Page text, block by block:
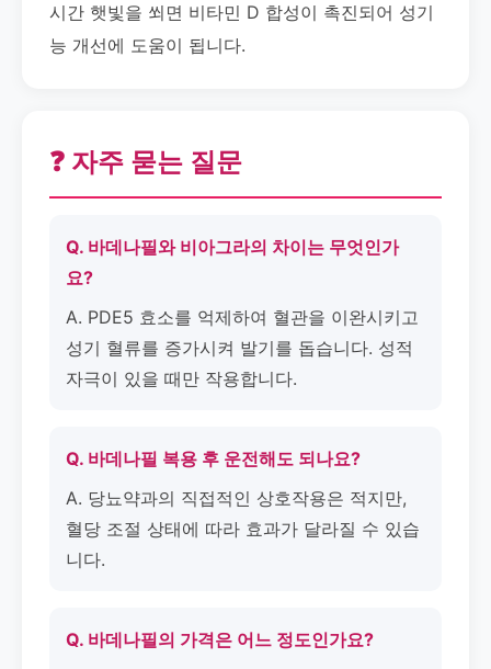
시간 햇빛을 쐬면 비타민 D 합성이 촉진되어 성기
능 개선에 도움이 됩니다.
❓ 자주 묻는 질문
Q. 바데나필와 비아그라의 차이는 무엇인가
요?
A. PDE5 효소를 억제하여 혈관을 이완시키고
성기 혈류를 증가시켜 발기를 돕습니다. 성적
자극이 있을 때만 작용합니다.
Q. 바데나필 복용 후 운전해도 되나요?
A. 당뇨약과의 직접적인 상호작용은 적지만,
혈당 조절 상태에 따라 효과가 달라질 수 있습
니다.
Q. 바데나필의 가격은 어느 정도인가요?